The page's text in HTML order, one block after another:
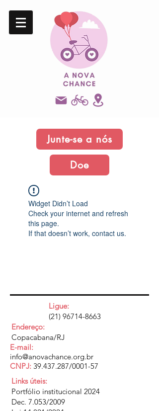
Junte-se a nós
Doe
Widget Didn’t Load
Check your internet and refresh
this page.
If that doesn’t work, contact us.
Ligue:
(21) 96714-8663
Endereço:
Copacabana/RJ
E-mail:
info@anovachance.org.br
CNPJ: 39.437.287/0001-57
Links úteis:
Portfólio institucional 2024
Dec. 7.053/2009